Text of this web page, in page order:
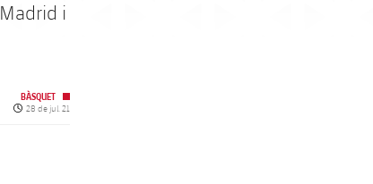
i
BÀSQUET
Data de publicació
28 de jul. 21